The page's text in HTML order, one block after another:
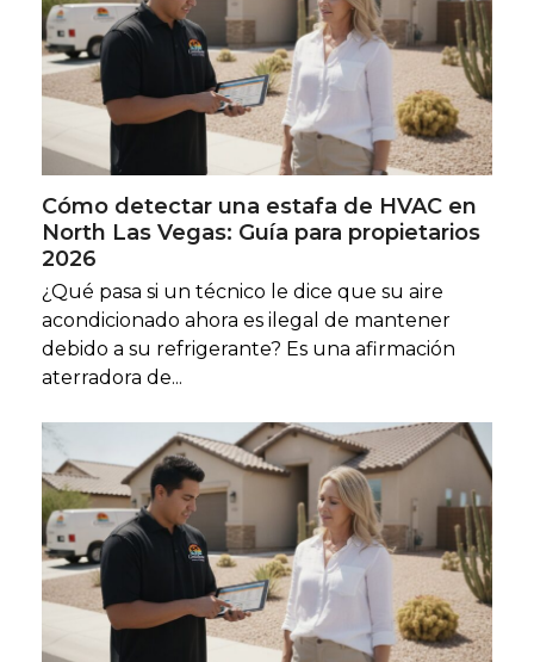
Cómo detectar una estafa de HVAC en
North Las Vegas: Guía para propietarios
2026
¿Qué pasa si un técnico le dice que su aire
acondicionado ahora es ilegal de mantener
debido a su refrigerante? Es una afirmación
aterradora de...